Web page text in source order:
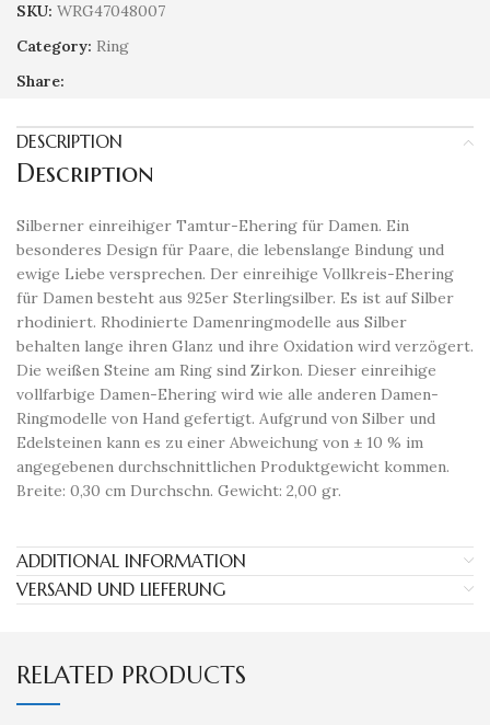
SKU: WRG47048007
Category: Ring
Share:
DESCRIPTION
Description
Silberner einreihiger Tamtur-Ehering für Damen. Ein
besonderes Design für Paare, die lebenslange Bindung und
ewige Liebe versprechen. Der einreihige Vollkreis-Ehering
für Damen besteht aus 925er Sterlingsilber. Es ist auf Silber
rhodiniert. Rhodinierte Damenringmodelle aus Silber
behalten lange ihren Glanz und ihre Oxidation wird verzögert.
Die weißen Steine ​​am Ring sind Zirkon. Dieser einreihige
vollfarbige Damen-Ehering wird wie alle anderen Damen-
Ringmodelle von Hand gefertigt. Aufgrund von Silber und
Edelsteinen kann es zu einer Abweichung von ± 10 % im
angegebenen durchschnittlichen Produktgewicht kommen.
Breite: 0,30 cm Durchschn. Gewicht: 2,00 gr.
ADDITIONAL INFORMATION
VERSAND UND LIEFERUNG
RELATED PRODUCTS